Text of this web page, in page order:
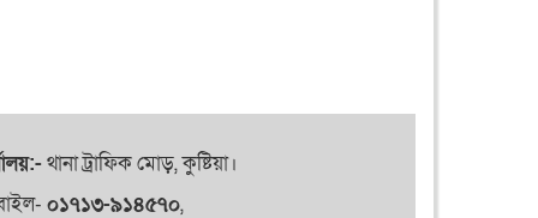
থানা ট্রাফিক মোড়, কুষ্টিয়া।
০১৭১৩-৯১৪৫৭০,